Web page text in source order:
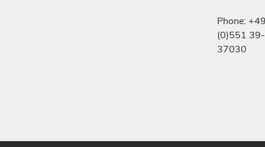
Phone:
(0)551 39-
37030